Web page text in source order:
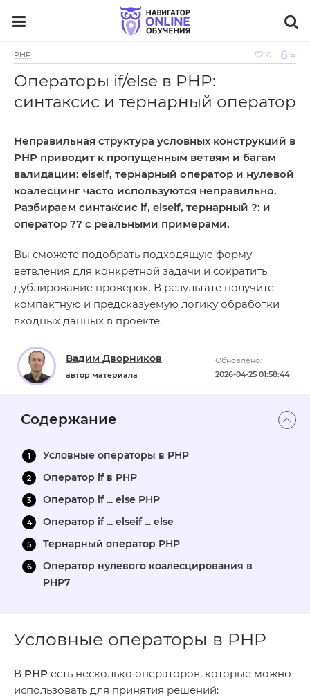
PHP 0 ∞
Операторы if/else в PHP:
синтаксис и тернарный оператор
Неправильная структура условных конструкций в
PHP приводит к пропущенным ветвям и багам
валидации: elseif, тернарный оператор и нулевой
коалесцинг часто используются неправильно.
Разбираем синтаксис if, elseif, тернарный ?: и
оператор ?? с реальными примерами.
Вы сможете подобрать подходящую форму
ветвления для конкретной задачи и сократить
дублирование проверок. В результате получите
компактную и предсказуемую логику обработки
входных данных в проекте.
Обновлено:
2026-04-25 01:58:44
Вадим Дворников
автор материала
Содержание
Условные операторы в PHP
Оператор if в PHP
Оператор if ... else PHP
Оператор if ... elseif ... else
Тернарный оператор PHP
Оператор нулевого коалесцирования в
PHP7
Условные операторы в PHP
В PHP есть несколько операторов, которые можно
использовать для принятия решений: